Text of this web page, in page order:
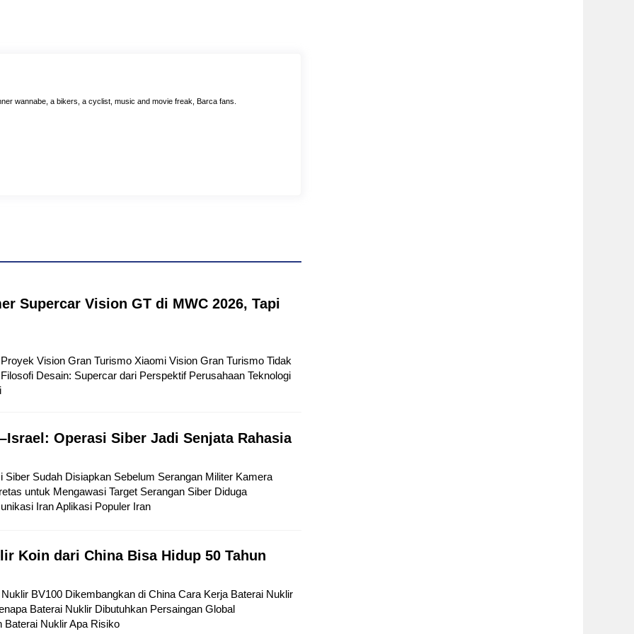
wannabe, a bikers, a cyclist, music and movie freak, Barca fans.
Supercar Vision GT di MWC 2026, Tapi
Vision Gran Turismo Xiaomi Vision Gran Turismo Tidak
Desain: Supercar dari Perspektif Perusahaan Teknologi
Operasi Siber Jadi Senjata Rahasia
Siber Sudah Disiapkan Sebelum Serangan Militer Kamera
untuk Mengawasi Target Serangan Siber Diduga
Iran Aplikasi Populer Iran
Koin dari China Bisa Hidup 50 Tahun
BV100 Dikembangkan di China Cara Kerja Baterai Nuklir
Baterai Nuklir Dibutuhkan Persaingan Global
Baterai Nuklir Apa Risiko